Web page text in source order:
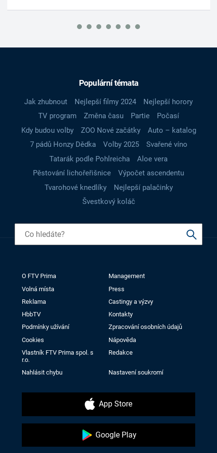
Populární témata
Jak zhubnout Nejlepší filmy 2024
Nejlepší horory
TV program
Změna času Partie
Počasí
Kdy budou volby
ZOO Nové začátky
Auto – katalog
7 pádů Honzy Dědka
Volby 2025
Svařené víno
Tatarák podle Pohlreicha
Aloe vera
Pěstování lichořeřišnice
Výpočet ascendentu
Tvarohové knedlíky
Nejlepší palačinky
Švestkový koláč
O FTV Prima
Management
Volná místa
Press
Reklama
Castingy a výzvy
HbbTV
Kontakty
Podmínky užívání
Zpracování osobních údajů
Cookies
Nápověda
Vlastník FTV Prima spol. s
r.o.
Redakce
Nahlásit chybu Nastavení soukromí
App Store
Google Play